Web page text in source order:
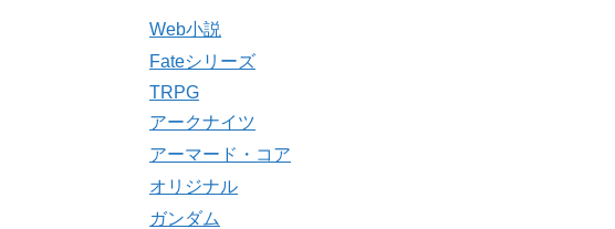
Web小説
Fateシリーズ
TRPG
アークナイツ
アーマード・コア
オリジナル
ガンダム